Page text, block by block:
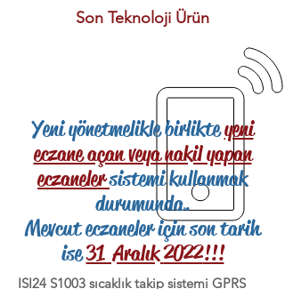
Son Teknoloji Ürün
Yeni yönetmelikle birlikteyeni
eczane açan veya nakil yapan
eczanelersistemi kullanmak
durumunda.
Mevcut eczaneler için son tarih
ise31 Aralık2022!!!
ISI24 S1003 sıcaklık takip sistemi GPRS